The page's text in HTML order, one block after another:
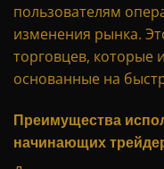
пользователям
изменения рынка.
торговцев, которые
основанные на
Преимущества
начинающих